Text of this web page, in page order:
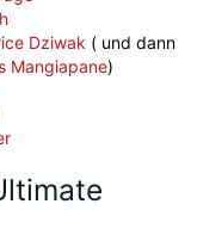
Dziwak ( und dann
Mangiapane)